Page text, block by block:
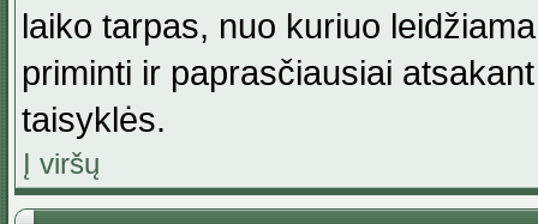
laiko tarpas, nuo kuriuo
priminti ir paprasčiausiai
taisyklės.
Į viršų